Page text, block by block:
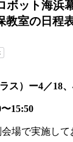
ボット海浜
教室の日程
ス）ー4／18、
15:50
場で実施して